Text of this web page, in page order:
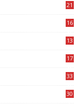
21
16
13
17
33
30